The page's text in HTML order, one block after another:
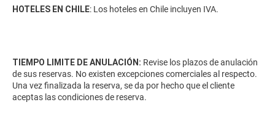
HOTELES EN CHILE: Los hoteles en Chile incluyen IVA.
TIEMPO LIMITE DE ANULACIÓN: Revise los plazos de anulación
de sus reservas. No existen excepciones comerciales al respecto.
Una vez finalizada la reserva, se da por hecho que el cliente
aceptas las condiciones de reserva.